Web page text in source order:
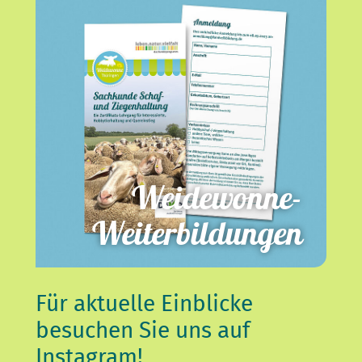
Weidewonne-
Weiterbildungen
Für aktuelle Einblicke
besuchen Sie uns auf